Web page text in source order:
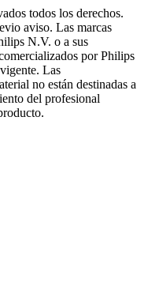
todos los derechos.
aviso. Las marcas
N.V. o a sus
por Philips
Las
no están destinadas a
del profesional